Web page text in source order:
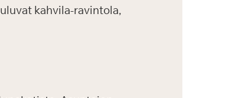
kahvila-ravintola,